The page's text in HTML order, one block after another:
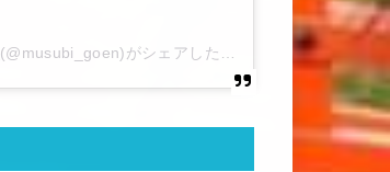
(@musubi_goen)がシェアした投稿 – 2020年 6月月6